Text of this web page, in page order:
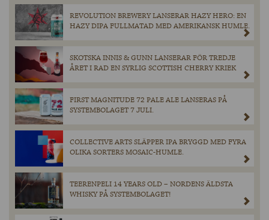
REVOLUTION BREWERY LANSERAR HAZY HERO: EN
HAZY DIPA FULLMATAD MED AMERIKANSK HUMLE.
SKOTSKA INNIS & GUNN LANSERAR FÖR TREDJE
ÅRET I RAD EN SYRLIG SCOTTISH CHERRY KRIEK
FIRST MAGNITUDE 72 PALE ALE LANSERAS PÅ
SYSTEMBOLAGET 7 JULI.
COLLECTIVE ARTS SLÄPPER IPA BRYGGD MED FYRA
OLIKA SORTERS MOSAIC-HUMLE.
TEERENPELI 14 YEARS OLD – NORDENS ÄLDSTA
WHISKY PÅ SYSTEMBOLAGET!